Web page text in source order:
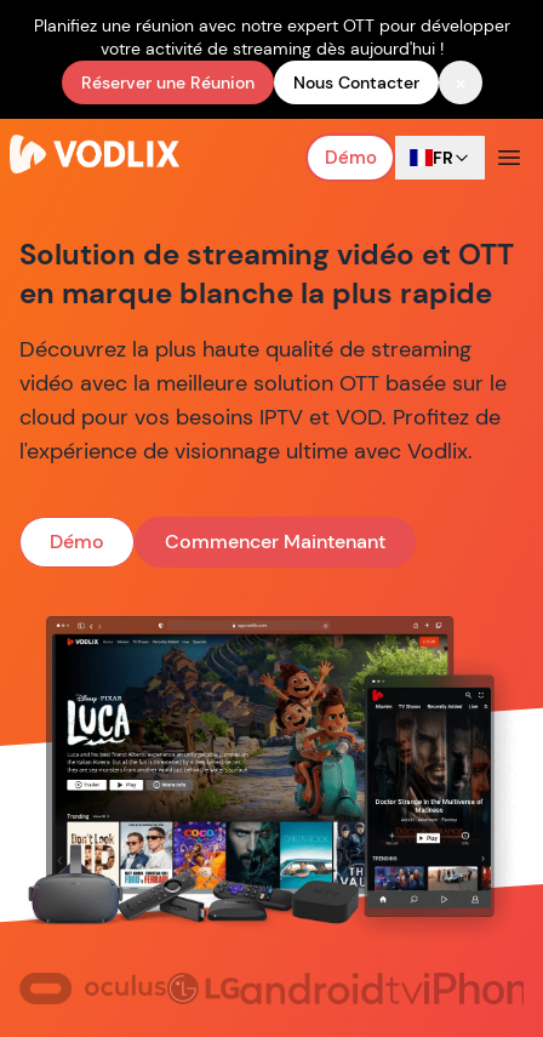
Planifiez une réunion avec notre expert OTT pour développer
votre activité de streaming dès aujourd'hui !
Réserver une Réunion
Nous Contacter
Démo FR
Solution de streaming vidéo et OTT
en marque blanche la plus rapide
Découvrez la plus haute qualité de streaming
vidéo avec la meilleure solution OTT basée sur le
cloud pour vos besoins IPTV et VOD. Profitez de
l'expérience de visionnage ultime avec Vodlix.
Démo Commencer Maintenant